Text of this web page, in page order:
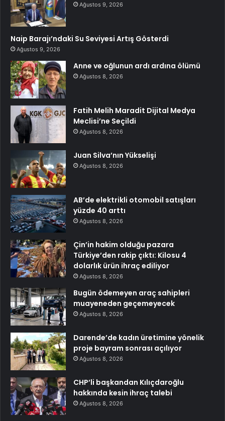
Ağustos 9, 2026
Naip Barajı’ndaki Su Seviyesi Artış Gösterdi
Ağustos 9, 2026
Anne ve oğlunun ardı ardına ölümü
Ağustos 8, 2026
Fatih Melih Maradit Dijital Medya
Meclisi’ne Seçildi
Ağustos 8, 2026
Juan Silva’nın Yükselişi
Ağustos 8, 2026
AB’de elektrikli otomobil satışları
yüzde 40 arttı
Ağustos 8, 2026
Çin’in hakim olduğu pazara
Türkiye’den rakip çıktı: Kilosu 4
dolarlık ürün ihraç ediliyor
Ağustos 8, 2026
Bugün ödemeyen araç sahipleri
muayeneden geçemeyecek
Ağustos 8, 2026
Darende’de kadın üretimine yönelik
proje bayram sonrası açılıyor
Ağustos 8, 2026
CHP’li başkandan Kılıçdaroğlu
hakkında kesin ihraç talebi
Ağustos 8, 2026